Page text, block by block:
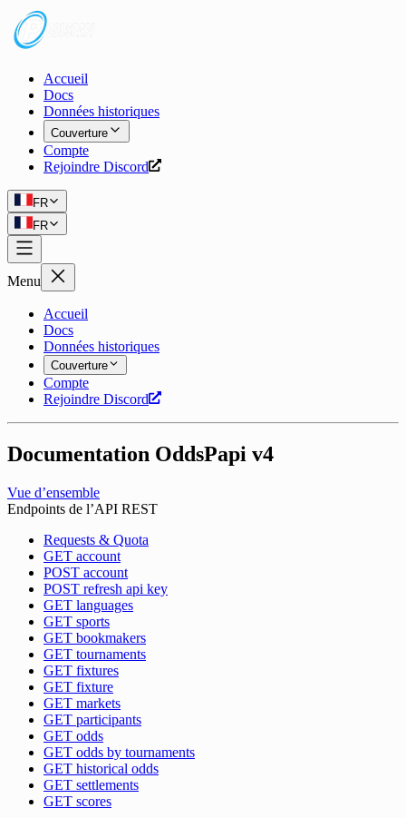
Accueil
Docs
Données historiques
Couverture
Compte
Rejoindre Discord
FR
FR
Menu
Accueil
Docs
Données historiques
Couverture
Compte
Rejoindre Discord
Documentation OddsPapi v4
Vue d’ensemble
Endpoints de l’API REST
Requests & Quota
GET account
POST account
POST refresh api key
GET languages
GET sports
GET bookmakers
GET tournaments
GET fixtures
GET fixture
GET markets
GET participants
GET odds
GET odds by tournaments
GET historical odds
GET settlements
GET scores